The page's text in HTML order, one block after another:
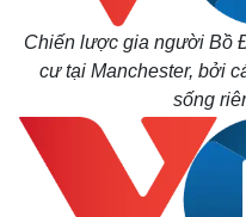
Chiến lược gia người Bồ
cư tại Manchester, bởi
sống